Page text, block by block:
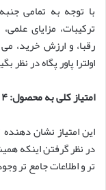
با توجه به تمامی
ترکیبات، مزایای
رقبا، و ارزش خرید، می
اولترا پاور پگاه در نظر
امتیاز کلی به محصول: ۴ از ۵ ستاره
این امتیاز نشان
در نظر گرفتن اینکه
تر و اطلاعات جامع تر